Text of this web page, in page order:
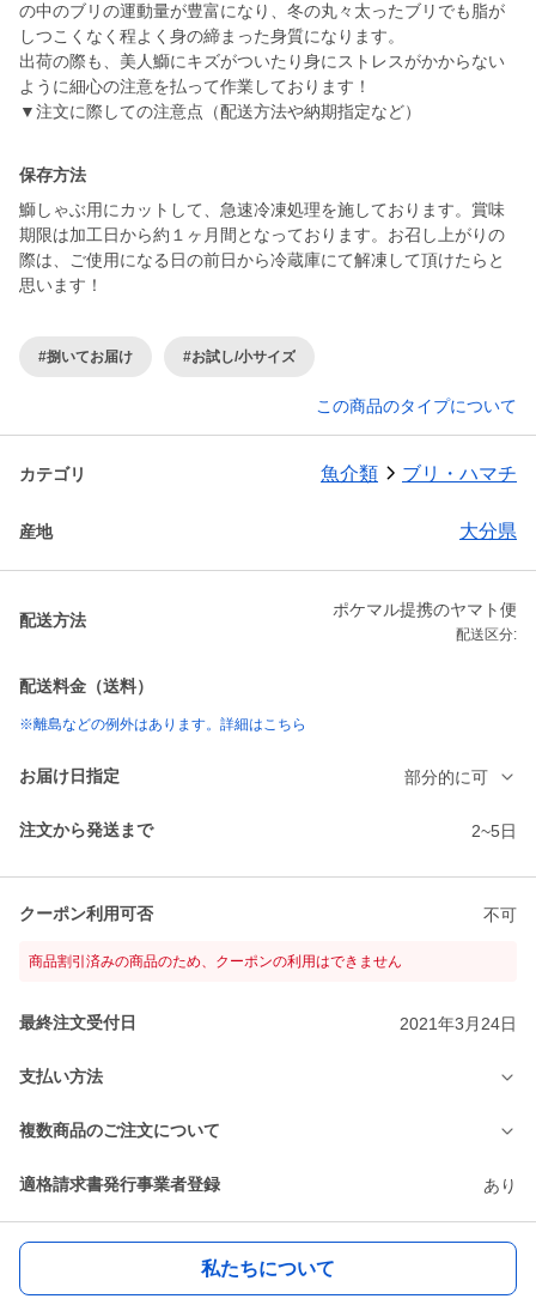
の中のブリの運動量が豊富になり、冬の丸々太ったブリでも脂が
しつこくなく程よく身の締まった身質になります。
出荷の際も、美人鰤にキズがついたり身にストレスがかからない
ように細心の注意を払って作業しております！
保存方法
鰤しゃぶ用にカットして、急速冷凍処理を施しております。賞味
期限は加工日から約１ヶ月間となっております。お召し上がりの
際は、ご使用になる日の前日から冷蔵庫にて解凍して頂けたらと
思います！
#捌いてお届け #お試し/小サイズ
この商品のタイプについて
カテゴリ 魚介類 ブリ・ハマチ
産地 大分県
配送方法
ポケマル提携のヤマト便
配送区分:
配送料金（送料）
※離島などの例外はあります。詳細はこちら
お届け日指定 部分的に可
注文から発送まで 2~5日
クーポン利用可否 不可
商品割引済みの商品のため、クーポンの利用はできません
最終注文受付日 2021年3月24日
支払い方法
複数商品のご注文について
適格請求書発行事業者登録 あり
私たちについて